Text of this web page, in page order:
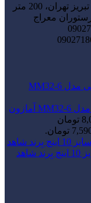
نرسیده به پلیس راه تبریز تهران، 200 متر
معراج
قیمت اصلی: 8,040,000 تومان